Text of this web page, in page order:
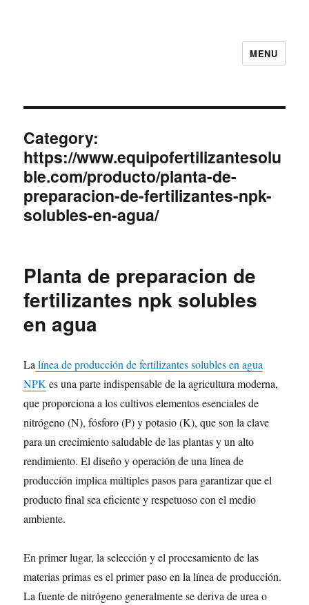
MENU
Category:
https://www.equipofertilizantesolu
ble.com/producto/planta-de-
preparacion-de-fertilizantes-npk-
solubles-en-agua/
Planta de preparacion de
fertilizantes npk solubles
en agua
La línea de producción de fertilizantes solubles en agua
NPK es una parte indispensable de la agricultura moderna,
que proporciona a los cultivos elementos esenciales de
nitrógeno (N), fósforo (P) y potasio (K), que son la clave
para un crecimiento saludable de las plantas y un alto
rendimiento. El diseño y operación de una línea de
producción implica múltiples pasos para garantizar que el
producto final sea eficiente y respetuoso con el medio
ambiente.
En primer lugar, la selección y el procesamiento de las
materias primas es el primer paso en la línea de producción.
La fuente de nitrógeno generalmente se deriva de urea o